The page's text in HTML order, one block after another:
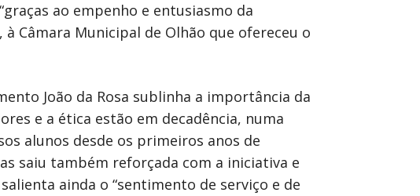
ao empenho e entusiasmo da
Câmara Municipal de Olhão que ofereceu o
João da Rosa sublinha a importância da
e a ética estão em decadência, numa
alunos desde os primeiros anos de
saiu também reforçada com a iniciativa e
ainda o “sentimento de serviço e de